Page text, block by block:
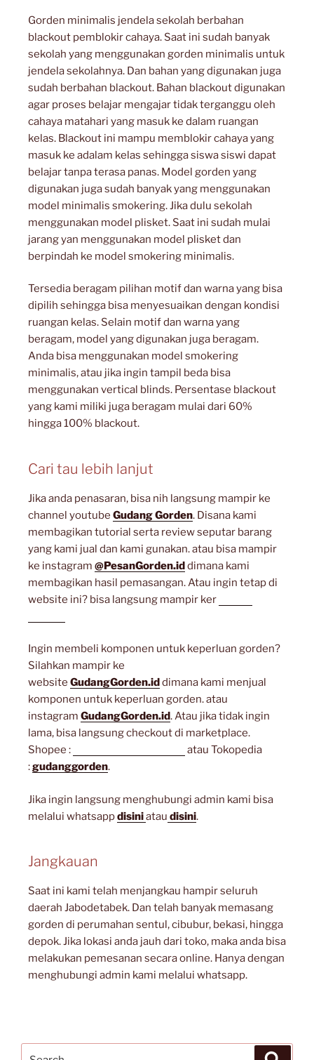
Gorden minimalis jendela sekolah berbahan
blackout pemblokir cahaya. Saat ini sudah banyak
sekolah yang menggunakan gorden minimalis untuk
jendela sekolahnya. Dan bahan yang digunakan juga
sudah berbahan blackout. Bahan blackout digunakan
agar proses belajar mengajar tidak terganggu oleh
cahaya matahari yang masuk ke dalam ruangan
kelas. Blackout ini mampu memblokir cahaya yang
masuk ke adalam kelas sehingga siswa siswi dapat
belajar tanpa terasa panas. Model gorden yang
digunakan juga sudah banyak yang menggunakan
model minimalis smokering. Jika dulu sekolah
menggunakan model plisket. Saat ini sudah mulai
jarang yan menggunakan model plisket dan
berpindah ke model smokering minimalis.
Tersedia beragam pilihan motif dan warna yang bisa
dipilih sehingga bisa menyesuaikan dengan kondisi
ruangan kelas. Selain motif dan warna yang
beragam, model yang digunakan juga beragam.
Anda bisa menggunakan model smokering
minimalis, atau jika ingin tampil beda bisa
menggunakan vertical blinds. Persentase blackout
yang kami miliki juga beragam mulai dari 60%
hingga 100% blackout.
Cari tau lebih lanjut
Jika anda penasaran, bisa nih langsung mampir ke
channel youtube Gudang Gorden. Disana kami
membagikan tutorial serta review seputar barang
yang kami jual dan kami gunakan. atau bisa mampir
ke instagram @PesanGorden.iddimana kami
membagikan hasil pemasangan. Atau ingin tetap di
website ini? bisa langsung mampir ker
Ingin membeli komponen untuk keperluan gorden?
Silahkan mampir ke
website GudangGorden.iddimana kami menjual
komponen untuk keperluan gorden. atau
instagram GudangGorden.id. Atau jika tidak ingin
lama, bisa langsung checkout di marketplace.
Shopee :
atau Tokopedia
:gudanggorden.
Jika ingin langsung menghubungi admin kami bisa
melalui whatsappdisiniatau disini.
Jangkauan
Saat ini kami telah menjangkau hampir seluruh
daerah Jabodetabek. Dan telah banyak memasang
gorden di perumahan sentul, cibubur, bekasi, hingga
depok. Jika lokasi anda jauh dari toko, maka anda bisa
melakukan pemesanan secara online. Hanya dengan
menghubungi admin kami melalui whatsapp.